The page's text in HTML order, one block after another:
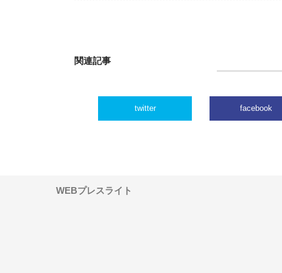
関連記事
twitter facebook
WEBプレスライト